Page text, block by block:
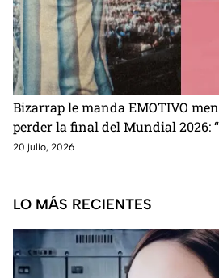
Bizarrap le manda EMOTIVO
perder la final del Mundial 2026:
20 julio, 2026
LO MÁS RECIENTES